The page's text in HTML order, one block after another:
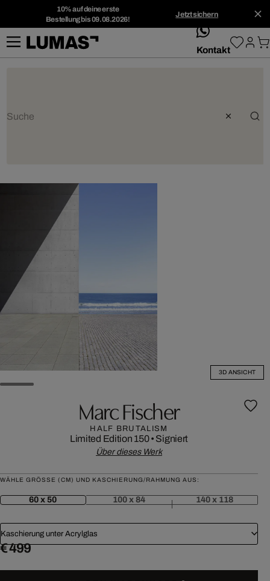
10% auf deine erste
Bestellung bis 09.08.2026!
Jetzt sichern
whatsApp
Kontakt
3D ANSICHT
Marc Fischer
HALF BRUTALISM
Limited Edition 150• Signiert
Über dieses Werk
WÄHLE GRÖSSE (CM) UND KASCHIERUNG/RAHMUNG AUS:
60 x 50 100 x 84 140 x 118
Kaschierung unter Acrylglas
€ 499